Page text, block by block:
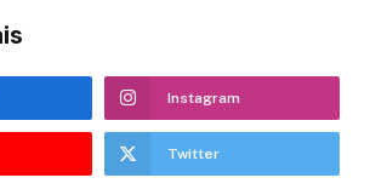
Instagram
Twitter